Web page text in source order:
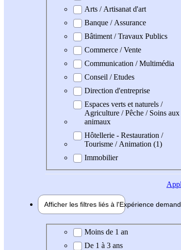
Arts / Artisanat d'art
Banque / Assurance
Bâtiment / Travaux Publics
Commerce / Vente
Communication / Multimédia
Conseil / Etudes
Direction d'entreprise
Espaces verts et naturels /
Agriculture / Pêche / Soins aux
animaux
Hôtellerie - Restauration /
Tourisme / Animation (1)
Immobilier
Afficher les filtres liés à l'Expérience
Expérience demandée
Moins de 1 an
De 1 à 3 ans